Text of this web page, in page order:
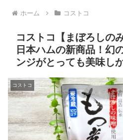
ホーム コストコ
コストコ【まぼろしの
日本ハムの新商品！幻
ンジがとっても美味し
コストコ